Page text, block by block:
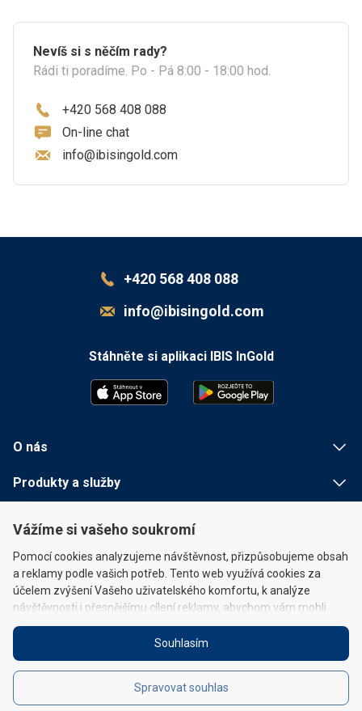
Vážíme si vašeho soukromí
Pomocí cookies analyzujeme návštěvnost, přizpůsobujeme obsah
a reklamy podle vašich potřeb. Tento web využívá cookies za
účelem zvýšení Vašeho uživatelského komfortu, k analýze
návštěvnosti i přesnějšímu cílení reklamy, abychom vám mohli
poskytovat personalizovaný reklamní obsah a umožňovat
připojení k sociálním médiím. Pokud omezíte soubory cookie,
můžete omezit provoz nebo funkce webu. Projděte si prosím
Zásady pro cookies (zde) a Právní prohlášení (Zásady ochrany
Souhlasím
Spravovat souhlas
Nevíš si s něčím rady?
Rádi ti poradíme. Po - Pá 8:00 - 18:00 hod.
+420 568 408 088
On-line chat
info@ibisingold.com
+420 568 408 088
info@ibisingold.com
Stáhněte si aplikaci IBIS InGold
O nás
Produkty a služby
Rychlé odkazy
Právní prohlášení | Zásady cookies
© 2026 IBIS InGold, a.s. Všechna práva vyhrazena.